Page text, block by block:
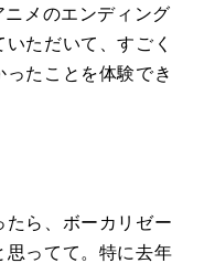
メのエンディング
ただいて、すごく
たことを体験でき
たら、ボーカリゼー
思ってて。特に去年